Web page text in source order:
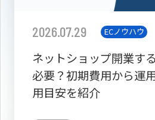
2026.07.29 ECノウハウ
ネットショップ開業す
必要？初期費用から運
用目安を紹介